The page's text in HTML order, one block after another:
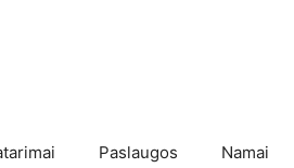
Paslaugos Namai